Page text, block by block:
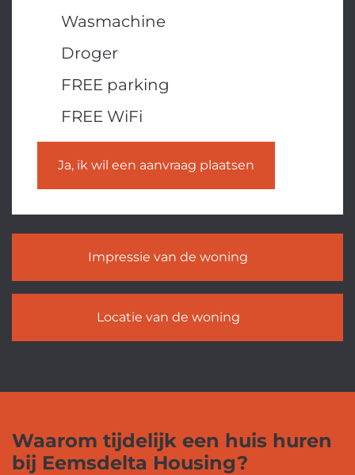
Wasmachine
Droger
FREE parking
FREE WiFi
Ja, ik wil een aanvraag plaatsen
Impressie van de woning
Locatie van de woning
Waarom tijdelijk een huis huren
bij Eemsdelta Housing?